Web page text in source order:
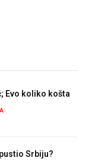
Evo koliko košta
Srbiju?